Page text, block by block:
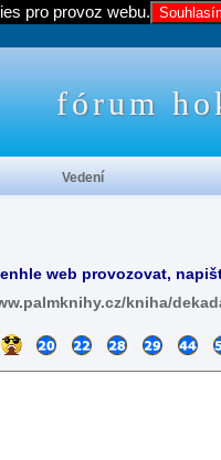
web provozovat,
kniha/
fórum
Vedení
pro provoz webu.